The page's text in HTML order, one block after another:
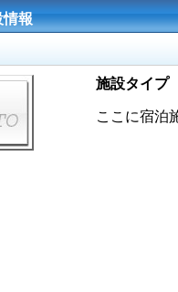
報
施設タイプ
ここに宿泊